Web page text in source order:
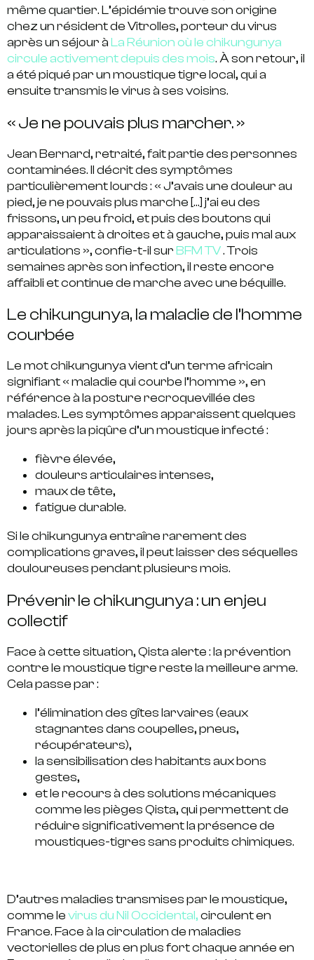
même quartier. L’épidémie trouve son origine
chez un résident de Vitrolles, porteur du virus
après un séjour àLa Réunion où le chikungunya
circule activement depuis des mois. À son retour, il
a été piqué par un moustique tigre local, qui a
ensuite transmis le virus à ses voisins.
« Je ne pouvais plus marcher. »
Jean Bernard, retraité, fait partie des personnes
contaminées. Il décrit dessymptômes
particulièrement lourds: « J’avais une douleur au
pied, je ne pouvais plus marche […] j’ai eu des
frissons, un peu froid, et puis des boutons qui
apparaissaient à droites et à gauche, puis mal aux
articulations », confie-t-il surBFM TV.Trois
semaines aprèsson infection, il reste encore
affaibliet continue de marche avec une béquille.
Le chikungunya, la maladie de l’homme
courbée
Le mot chikungunya vient d’un terme africain
signifiant « maladie qui courbe l’homme », en
référence àla posture recroquevillée des
malades.Les symptômes apparaissent quelques
jours après la piqûre d’un moustique infecté :
fièvre élevée,
douleurs articulaires intenses,
maux de tête,
fatigue durable.
Si lechikungunyaentraîne rarement des
complications graves, il peut laisser desséquelles
douloureusespendant plusieurs mois.
Prévenir le chikungunya : un enjeu
collectif
Face à cette situation, Qista alerte : laprévention
contre le moustique tigrereste la meilleure arme.
Cela passe par :
l’élimination desgîtes larvaires(eaux
stagnantes dans coupelles, pneus,
récupérateurs),
lasensibilisationdes habitants aux bons
gestes,
et le recours à dessolutions mécaniques
comme les pièges Qista, qui permettent de
réduire significativement la présence de
moustiques-tigres sans produits chimiques.
D’autres maladies transmises par le moustique,
comme levirus du Nil Occidental,circulent en
France. Face à la circulation de maladies
vectorielles de plus en plus fort chaque année en